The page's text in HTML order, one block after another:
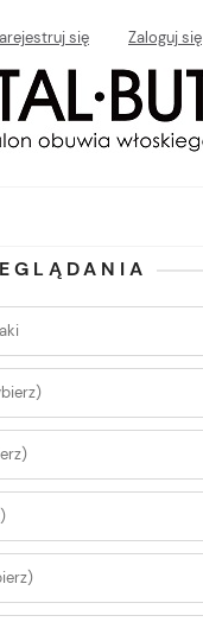
się Zaloguj się